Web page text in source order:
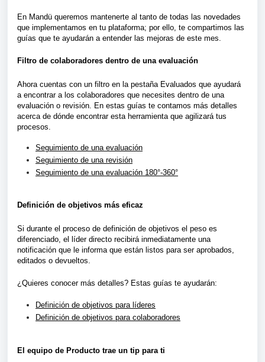
En Mandü queremos mantenerte al tanto de todas las novedades
que implementamos en tu plataforma; por ello, te compartimos las
guías que te ayudarán a entender las mejoras de este mes.
Filtro de colaboradores dentro de una evaluación
Ahora cuentas con un filtro en la pestaña Evaluados que ayudará
a encontrar a los colaboradores que necesites dentro de una
evaluación o revisión. En estas guías te contamos más detalles
acerca de dónde encontrar esta herramienta que agilizará tus
procesos.
Seguimiento de una evaluación
Seguimiento de una revisión
Seguimiento de una evaluación 180°-360°
Definición de objetivos más eficaz
Si durante el proceso de definición de objetivos el peso es
diferenciado, el líder directo recibirá inmediatamente una
notificación que le informa que están listos para ser aprobados,
editados o devueltos.
¿Quieres conocer más detalles? Estas guías te ayudarán:
Definición de objetivos para líderes
Definición de objetivos para colaboradores
El equipo de Producto trae un tip para ti